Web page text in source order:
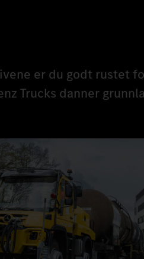
er du godt rustet
Trucks danner